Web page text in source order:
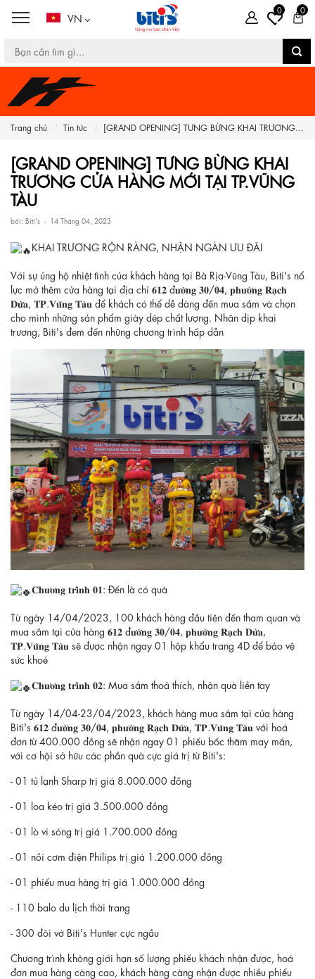
VN
0 0
Trang chủ Tin tức [GRAND OPENING] TƯNG BỪNG KHAI TRƯƠNG...
[GRAND OPENING] TƯNG BỪNG KHAI
TRƯƠNG CỬA HÀNG MỚI TẠI TP.VŨNG
TÀU
bởi: Biti's 14 Tháng 04, 2023
KHAI TRƯƠNG RỘN RÀNG, NHẬN NGÀN ƯU ĐÃI
Với sự ủng hộ nhiệt tình của khách hàng tại Bà Rịa-Vũng Tàu, Biti's nổ
lực mở thêm cửa hàng tại địa chỉ 𝟔𝟏𝟐 đ𝐮̛𝐨̛̀𝐧𝐠 𝟑𝟎/𝟎𝟒, 𝐩𝐡𝐮̛𝐨̛̀𝐧𝐠 𝐑𝐚̣𝐜𝐡
𝐃𝐮̛̀𝐚, 𝐓𝐏.𝐕𝐮̃𝐧𝐠 𝐓𝐚̀𝐮 để khách có thể dễ dàng đến mua sắm và chọn
cho mình những sản phẩm giày dép chất lượng. Nhân dịp khai
trương, Biti's đem đến những chương trình hấp dẫn
𝐂𝐡𝐮̛𝐨̛𝐧𝐠 𝐭𝐫𝐢̀𝐧𝐡 𝟎𝟏: Đến là có quà
Từ ngày 14/04/2023, 100 khách hàng đầu tiên đến tham quan và
mua sắm tại cửa hàng 𝟔𝟏𝟐 đ𝐮̛𝐨̛̀𝐧𝐠 𝟑𝟎/𝟎𝟒, 𝐩𝐡𝐮̛𝐨̛̀𝐧𝐠 𝐑𝐚̣𝐜𝐡 𝐃𝐮̛̀𝐚,
𝐓𝐏.𝐕𝐮̃𝐧𝐠 𝐓𝐚̀𝐮 sẽ được nhận ngay 01 hộp khẩu trang 4D để bảo vệ
sức khoẻ
𝐂𝐡𝐮̛𝐨̛𝐧𝐠 𝐭𝐫𝐢̀𝐧𝐡 𝟎𝟐: Mua sắm thoả thích, nhận quà liền tay
Từ ngày 14/04-23/04/2023, khách hàng mua sắm tại cửa hàng
Biti's 𝟔𝟏𝟐 đ𝐮̛𝐨̛̀𝐧𝐠 𝟑𝟎/𝟎𝟒, 𝐩𝐡𝐮̛𝐨̛̀𝐧𝐠 𝐑𝐚̣𝐜𝐡 𝐃𝐮̛̀𝐚, 𝐓𝐏.𝐕𝐮̃𝐧𝐠 𝐓𝐚̀𝐮 với hoá
đơn từ 400.000 đồng sẽ nhận ngay 01 phiếu bốc thăm may mắn,
với cơ hội sở hữu các phần quà cực giá trị từ Biti's:
- 01 tủ lạnh Sharp trị giá 8.000.000 đồng
- 01 loa kéo trị giá 3.500.000 đồng
- 01 lò vi sóng trị giá 1.700.000 đồng
- 01 nồi cơm điện Philips trị giá 1.200.000 đồng
- 01 phiếu mua hàng trị giá 1.000.000 đồng
- 110 balo du lịch thời trang
- 300 đôi vớ Biti's Hunter cực ngầu
Chương trình không giới hạn số lượng phiếu khách nhận được, hoá
đơn mua hàng càng cao, khách hàng càng nhận được nhiều phiếu